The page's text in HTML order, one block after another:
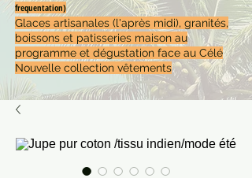
frequentation)
Glaces artisanales (l'après midi), granités,
boissons et patisseries maison au
programme et dégustation face au Célé
Nouvelle collection vêtements